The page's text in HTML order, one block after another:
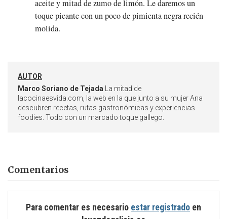
aceite y mitad de zumo de limón. Le daremos un
toque picante con un poco de pimienta negra recién
molida.
AUTOR
Marco Soriano de Tejada La mitad de
lacocinaesvida.com, la web en la que junto a su mujer Ana
descubren recetas, rutas gastronómicas y experiencias
foodies. Todo con un marcado toque gallego.
Comentarios
Para comentar es necesario estar registrado en